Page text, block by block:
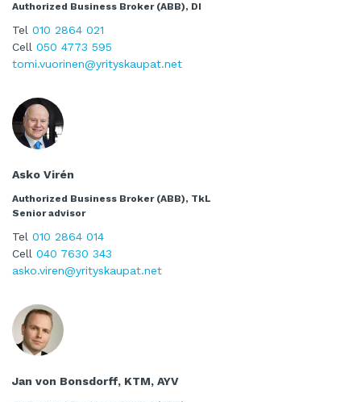
Authorized Business Broker (ABB), DI
Tel 010 2864 021
Cell 050 4773 595
tomi.vuorinen@yrityskaupat.net
Asko Virén
Authorized Business Broker (ABB), TkL
Senior advisor
Tel 010 2864 014
Cell 040 7630 343
asko.viren@yrityskaupat.net
Jan von Bonsdorff, KTM, AYV